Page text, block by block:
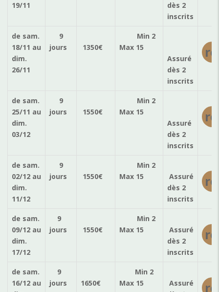
19/11
dès 2
inscrits
de sam.
18/11 au
dim.
26/11
9
jours
1350€
Min 2
Max 15
Assuré
dès 2
inscrits
de sam.
25/11 au
dim.
03/12
9
jours
1550€
Min 2
Max 15
Assuré
dès 2
inscrits
de sam.
02/12 au
dim.
11/12
9
jours
1550€
Min 2
Max 15
Assuré
dès 2
inscrits
de sam.
09/12 au
dim.
17/12
9
jours
1550€
Min 2
Max 15
Assuré
dès 2
inscrits
de sam.
16/12 au
9
jours
1650€
Min 2
Max 15
Assuré